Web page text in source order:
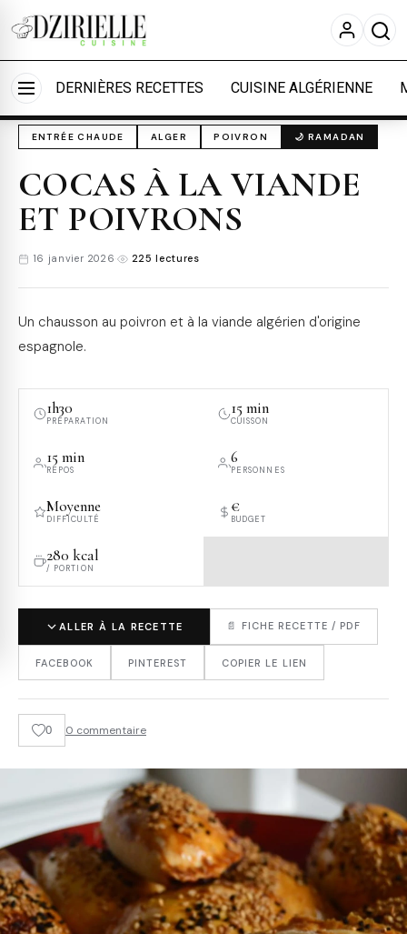
Nous utilisons des cookies pour améliorer votre
expérience et mesurer l'audience.
En savoir plus
Accepter tout
Personnaliser
DERNIÈRES RECETTES CUISINE ALGÉRIENNE
Accueil Cuisine
ENTRÉE CHAUDE ALGER POIVRON 🌙 RAMADAN
COCAS À LA VIANDE
ET POIVRONS
16 janvier 2026 · 225 lectures
Un chausson au poivron et à la viande algérien d'origine
espagnole.
1h30
PRÉPARATION
15 min
CUISSON
15 min
REPOS
6
PERSONNES
Moyenne
DIFFICULTÉ
€
BUDGET
280 kcal
/ PORTION
ALLER À LA RECETTE 📄 FICHE RECETTE / PDF
FACEBOOK PINTEREST COPIER LE LIEN
0 0 commentaire